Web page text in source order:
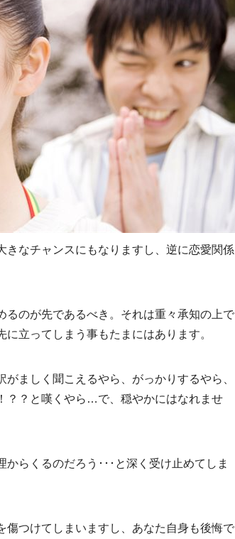
なチャンスにもなりますし、逆に恋愛関係
るのが先であるべき。それは重々承知の上で
立ってしまう事もたまにはあります。
ましく聞こえるやら、がっかりするやら、
？？と嘆くやら…で、穏やかにはなれませ
らくるのだろう･･･と深く受け止めてしま
傷つけてしまいますし、あなた自身も後悔で